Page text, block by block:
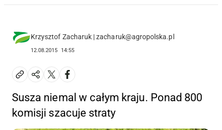
Krzysztof Zacharuk | zacharuk@agropolska.pl
12.08.2015 14:55
Susza niemal w całym kraju. Ponad 800
komisji szacuje straty